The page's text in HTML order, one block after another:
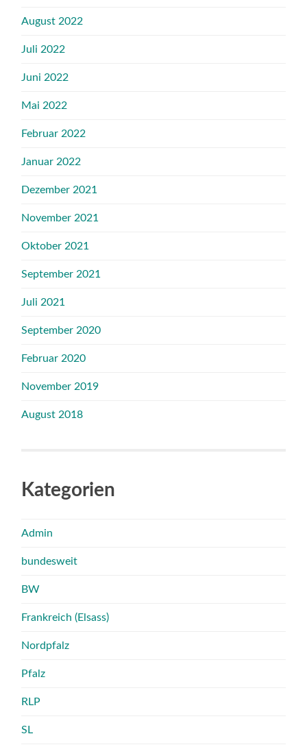
August 2022
Juli 2022
Juni 2022
Mai 2022
Februar 2022
Januar 2022
Dezember 2021
November 2021
Oktober 2021
September 2021
Juli 2021
September 2020
Februar 2020
November 2019
August 2018
Kategorien
Admin
bundesweit
BW
Frankreich (Elsass)
Nordpfalz
Pfalz
RLP
SL